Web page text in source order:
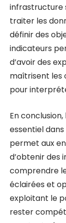
infrastructure
traiter les
définir des
indicateurs
d’avoir des
maîtrisent les
pour
En
essentiel
permet aux
d’obtenir des
comprendre
éclairées et
exploitant le
rester